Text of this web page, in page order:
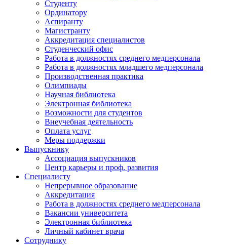
Студенту
Ординатору
Аспиранту
Магистранту
Аккредитация специалистов
Студенческий офис
Работа в должностях среднего медперсонала
Работа в должностях младшего медперсонала
Производственная практика
Олимпиады
Научная библиотека
Электронная библиотека
Возможности для студентов
Внеучебная деятельность
Оплата услуг
Меры поддержки
Выпускнику
Ассоциация выпускников
Центр карьеры и проф. развития
Специалисту
Непрерывное образование
Аккредитация
Работа в должностях среднего медперсонала
Вакансии университета
Электронная библиотека
Личный кабинет врача
Сотруднику